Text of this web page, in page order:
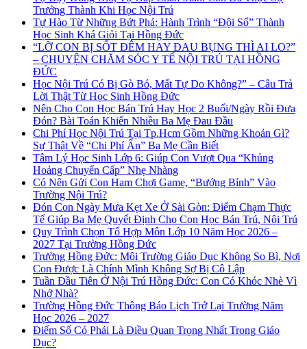
Trưởng Thành Khi Học Nội Trú
Tự Hào Từ Những Bứt Phá: Hành Trình “Đội Sổ” Thành
Học Sinh Khá Giỏi Tại Hồng Đức
“LỠ CON BỊ SỐT ĐÊM HAY ĐAU BỤNG THÌ AI LO?”
– CHUYỆN CHĂM SÓC Y TẾ NỘI TRÚ TẠI HỒNG
ĐỨC
Học Nội Trú Có Bị Gò Bó, Mất Tự Do Không?” – Câu Trả
Lời Thật Từ Học Sinh Hồng Đức
Nên Cho Con Học Bán Trú Hay Học 2 Buổi/Ngày Rồi Đưa
Đón? Bài Toán Khiến Nhiều Ba Mẹ Đau Đầu
Chi Phí Học Nội Trú Tại Tp.Hcm Gồm Những Khoản Gì?
Sự Thật Về “Chi Phí Ẩn” Ba Mẹ Cần Biết
Tâm Lý Học Sinh Lớp 6: Giúp Con Vượt Qua “Khủng
Hoảng Chuyển Cấp” Nhẹ Nhàng
Có Nên Gửi Con Ham Chơi Game, “Bướng Bỉnh” Vào
Trường Nội Trú?
Đón Con Ngày Mưa Kẹt Xe Ở Sài Gòn: Điểm Chạm Thực
Tế Giúp Ba Mẹ Quyết Định Cho Con Học Bán Trú, Nội Trú
Quy Trình Chọn Tổ Hợp Môn Lớp 10 Năm Học 2026 –
2027 Tại Trường Hồng Đức
Trường Hồng Đức: Môi Trường Giáo Dục Không So Bì, Nơi
Con Được Là Chính Mình Không Sợ Bị Cô Lập
Tuần Đầu Tiên Ở Nội Trú Hồng Đức: Con Có Khóc Nhè Vì
Nhớ Nhà?
Trường Hồng Đức Thông Báo Lịch Trở Lại Trường Năm
Học 2026 – 2027
Điểm Số Có Phải Là Điều Quan Trọng Nhất Trong Giáo
Dục?